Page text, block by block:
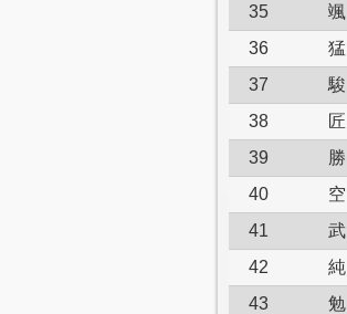
35
颯
36
猛
37
駿
38
匠
39
勝
40
空
41
武
42
純
43
勉